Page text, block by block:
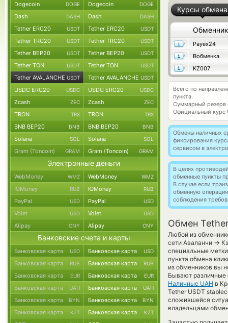
Курсы обмена
Обменник
Payex24
Вобменка
KZ007
Всего по
пункта.
Суммарный резерв
Официальный курс
Обмены наличных
фиксирования
сервисом в
В целях
обменные пункты
В случае если
обменную
соблюдения
Обмен Tether
Любой из
сети Аваланчи →
специальные
пункта обмена
из обменников вы
Бывают различные
Наличные UAH в
Tether USDT
сложившейся
владельцами
Dogecoin DOGE Dogecoin DOGE
Dash DASH Dash DASH
Tether ERC20 USDT Tether ERC20 USDT
Tether TRC20 USDT Tether TRC20 USDT
Tether BEP20 USDT Tether BEP20 USDT
Tether TON USDT Tether TON USDT
Tether AVALANCHE USDT Tether AVALANCHE USDT
USDC ERC20 USDC USDC ERC20 USDC
Zcash ZEC Zcash ZEC
TRON TRX TRON TRX
BNB BEP20 BNB BNB BEP20 BNB
Solana SOL Solana SOL
Gram (Toncoin) GRAM Gram (Toncoin) GRAM
Электронные деньги
WebMoney WMZ WebMoney WMZ
ЮMoney RUB ЮMoney RUB
PayPal USD PayPal USD
Volet USD Volet USD
Alipay CNY Alipay CNY
Банковские счета и карты
Банковская карта USD Банковская карта USD
Банковская карта RUB Банковская карта RUB
Банковская карта EUR Банковская карта EUR
Банковская карта UAH Банковская карта UAH
Банковская карта BYN Банковская карта BYN
Банковская карта KZT Банковская карта KZT